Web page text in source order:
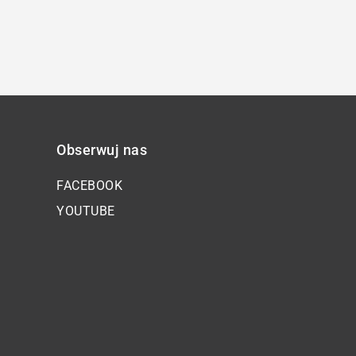
Obserwuj nas
FACEBOOK
YOUTUBE